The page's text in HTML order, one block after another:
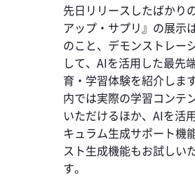
先日リリースしたばかり
アップ・サプリ』の展示
のこと、デモンストレー
して、AIを活用した最先
育・学習体験を紹介しま
内では実際の学習コンテ
いただけるほか、AIを活
キュラム生成サポート機
スト生成機能もお試しい
す。